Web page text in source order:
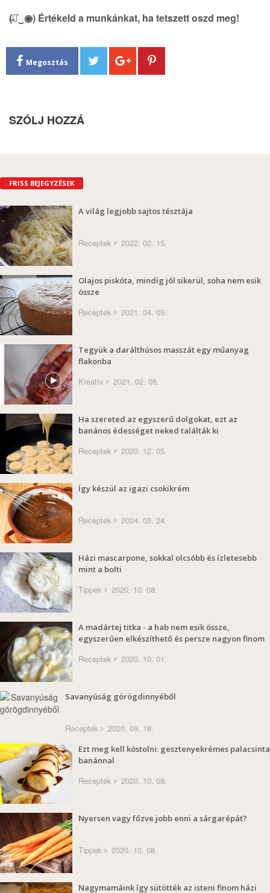
(̶◉͛‿◉̶) Értékeld a munkánkat, ha tetszett oszd meg!
Megosztás
SZÓLJ HOZZÁ
FRISS BEJEGYZÉSEK
A világ legjobb sajtos tésztája
Receptek 2022. 02. 15.
Olajos piskóta, mindig jól sikerül, soha nem esik
össze
Receptek 2021. 04. 05.
Tegyük a darálthúsos masszát egy műanyag
flakonba
Kreatív 2021. 02. 06.
Ha szereted az egyszerű dolgokat, ezt az
banános édességet neked találták ki
Receptek 2020. 12. 05.
Így készül az igazi csokikrém
Receptek 2024. 03. 24.
Házi mascarpone, sokkal olcsóbb és ízletesebb
mint a bolti
Tippek 2020. 10. 08.
A madártej titka - a hab nem esik össze,
egyszerűen elkészíthető és persze nagyon finom
Receptek 2020. 10. 01.
Savanyúság görögdinnyéből
Receptek 2020. 09. 18.
Ezt meg kell kóstolni: gesztenyekrémes palacsinta
banánnal
Receptek 2020. 10. 08.
Nyersen vagy főzve jobb enni a sárgarépát?
Tippek 2020. 10. 08.
Nagymamáink így sütötték az isteni finom házi